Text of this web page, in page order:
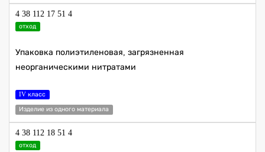
4 38 112 17 51 4
отход
Упаковка полиэтиленовая, загрязненная
неорганическими нитратами
IV класс
Изделие из одного материала
4 38 112 18 51 4
отход